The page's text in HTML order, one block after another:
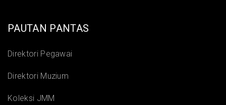
PAUTAN PANTAS
Direktori Pegawai
Direktori Muzium
Koleksi JMM